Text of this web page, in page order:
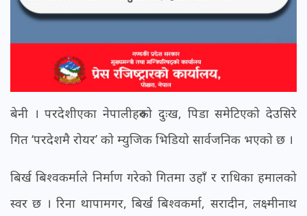
बेनी । परदेशीएका नेपालीहरुको दुःख, पिडा समेटिएको देउसिरे
गित ‘परदेशमै रोयर’ को म्युजिक भिडियो सार्वजनिक भएको छ ।
बिर्ख बिश्वकर्माले निर्माण गरेको गितमा उहाँ र राधिका हमालको
स्वर छ । रिना थापामगर, बिर्ख बिश्वकर्मा, सरादीन, लक्ष्मीनाथ